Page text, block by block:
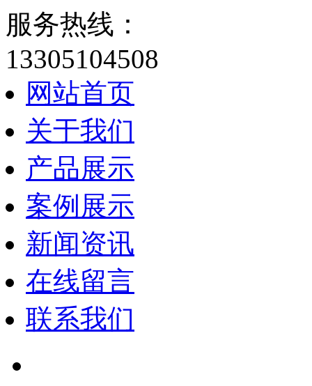
服务热线：
13305104508
网站首页
关于我们
产品展示
案例展示
新闻资讯
在线留言
联系我们